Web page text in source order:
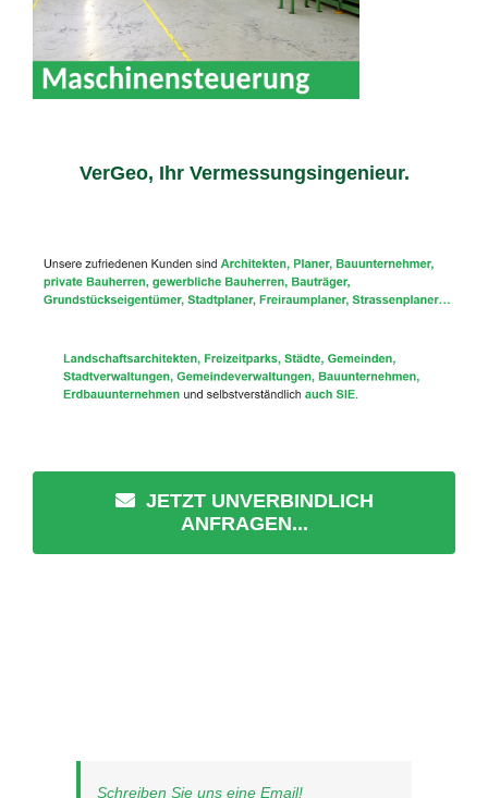
VerGeo, Ihr Vermessungsingenieur.
JETZT UNVERBINDLICH
ANFRAGEN...
Schreiben Sie uns eine Email!